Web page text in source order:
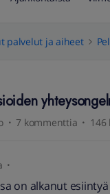
palvelut ja aiheet
7 kommenttia 146
on alkanut